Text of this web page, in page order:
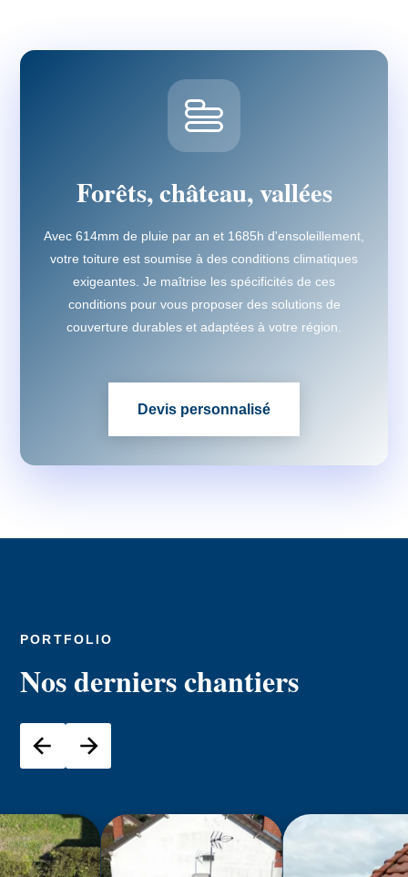
Forêts, château, vallées
Avec 614mm de pluie par an et 1685h d'ensoleillement,
votre toiture est soumise à des conditions climatiques
exigeantes. Je maîtrise les spécificités de ces
conditions pour vous proposer des solutions de
couverture durables et adaptées à votre région.
Devis personnalisé
PORTFOLIO
Nos derniers chantiers